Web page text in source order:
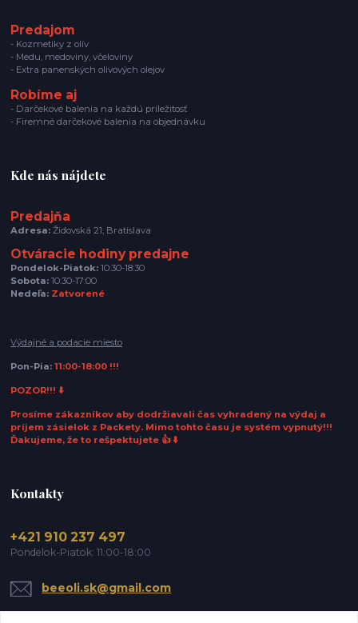
Predajom
- Kozmetiky z olív
- Medu, medoviny, včeloviny
- Extra panenských olivových olejov
Robíme aj
- Darčekové balenia na každú príležitosť
- Firemné darčekové balenia na objednávku
Kde nás nájdete
Predajňa
Adresa: Židovská 21, Bratislava
Otváracie hodiny predajne
Pondelok-Piatok: 10:30-18:30
Sobota: 10:30-17:00
Nedeľa: Zatvorené
Výdajné a podacie miesto
Pon-Pia:11:00-18:00 !!!
POZOR!!! ⬇️
Prosíme zákazníkov aby dodržiavali čas vyhradený na výdaj a
príjem zásielok z Packety. Mimo tohto času je systém vypnutý!!!
Ďakujeme, že to rešpektujete 👍 ⬇️
Kontakty
+421 910 237 497
Pondelok-Piatok: 11:00-18:00
beeoli.sk@gmail.com